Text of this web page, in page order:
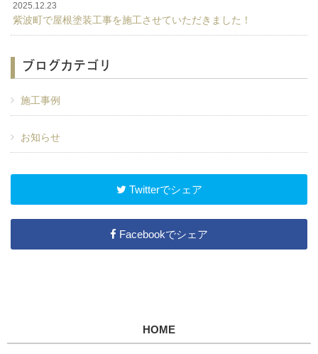
2025.12.23
紫波町で屋根塗装工事を施工させていただきました！
ブログカテゴリ
施工事例
お知らせ
Twitterでシェア
Facebookでシェア
HOME